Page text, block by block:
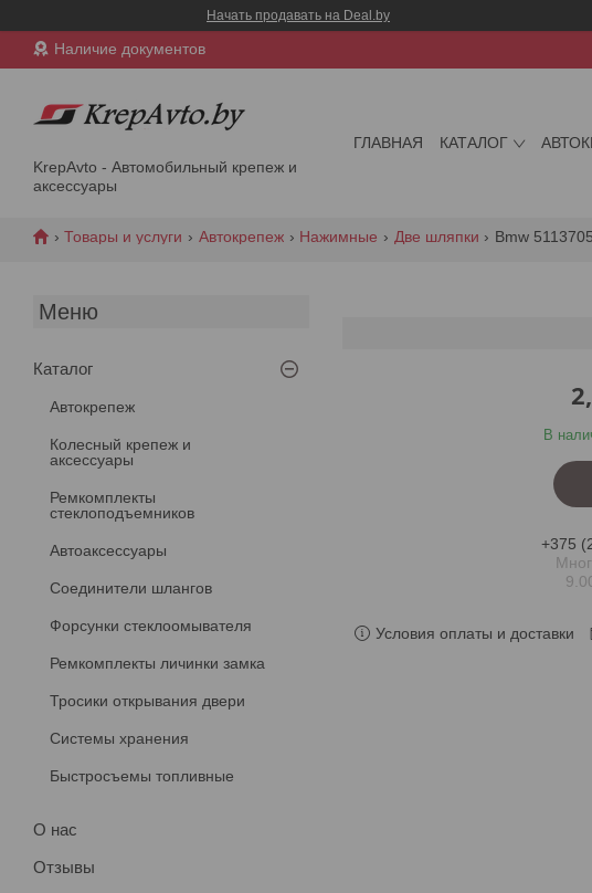
Начать продавать на Deal.by
Наличие документов
KrepAvto - Автомобильный крепеж и
аксессуары
ГЛАВНАЯ КАТАЛОГ
Товары и услуги Автокрепеж Нажимные Две шляпки Bmw
Каталог
Автокрепеж
Колесный крепеж и
аксессуары
Ремкомплекты
стеклоподъемников
Автоаксессуары
Соединители шлангов
Форсунки стеклоомывателя
Ремкомплекты личинки замка
Тросики открывания двери
Системы хранения
Быстросъемы топливные
О нас
Отзывы
В
+375
Условия оплаты и доставки